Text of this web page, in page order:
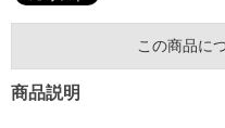
この商品に
商品説明